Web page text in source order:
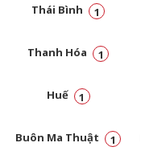
Thái Bình 1
Thanh Hóa 1
Huế 1
Buôn Ma Thuật 1